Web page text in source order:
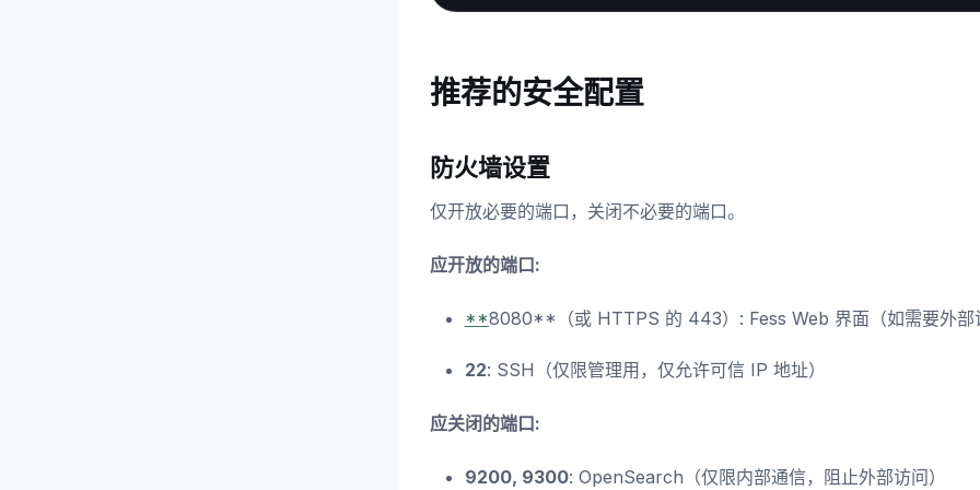
推荐的安全配置
防火墙设置
仅开放必要的端口，关闭不必要的端口。
应开放的端口:
**8080**（或 HTTPS 的 443）: Fess Web 界面（如需要外部
22: SSH（仅限管理用，仅允许可信 IP 地址）
应关闭的端口:
9200, 9300: OpenSearch（仅限内部通信，阻止外部访问）